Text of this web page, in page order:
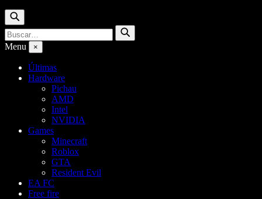
Buscar
Buscar
por:
Buscar
Menu ×
Últimas
Hardware
Pichau
AMD
Intel
NVIDIA
Games
Minecraft
Roblox
GTA
Resident Evil
EA FC
Free fire